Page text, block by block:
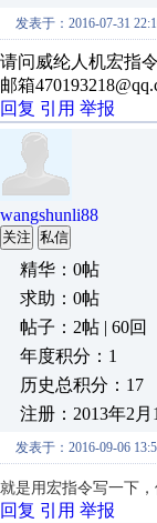
发表于：2016-07-31
请问威纶人机宏指
邮箱
回复 引用 举报
wangshunli88
关注 私信
精华：0帖
求助：0帖
帖子：2帖 | 60回
年度积分：1
历史总积分：17
注册：2013年2月
发表于：2016-09-06
就是用宏指令写一下
回复 引用 举报